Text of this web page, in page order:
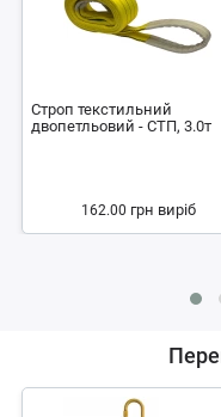
Строп текстильний
двопетльовий - СТП, 3.0т
162.00 грн виріб